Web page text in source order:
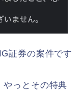
証券の案件です
やっとその特典